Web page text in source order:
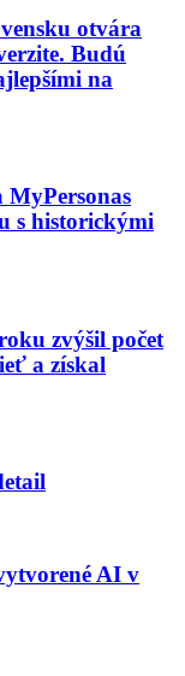
otvára
Budú
na
s historickými
zvýšil počet
a získal
AI v